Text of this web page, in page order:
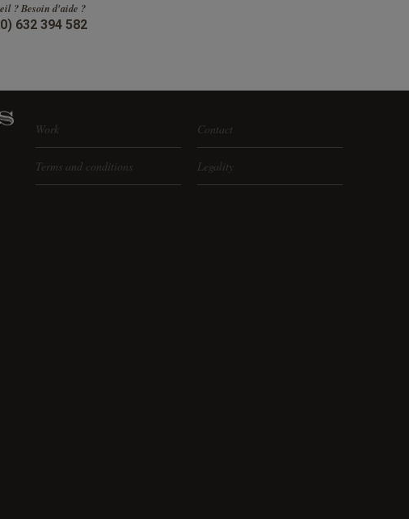
? Besoin d'aide ?
632 394 582
Work Contact
Terms and conditions Legality